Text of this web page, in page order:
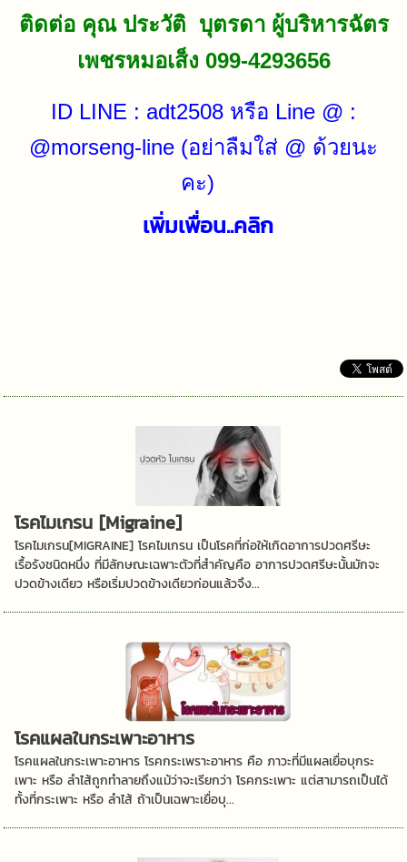
ติดต่อ คุณ ประวัติ บุตรดา ผู้บริหารฉัตร
เพชรหมอเส็ง 099-4293656
ID LINE : adt2508 หรือ Line @ :
@morseng-line (อย่าลืมใส่ @ ด้วยนะ
คะ)
เพิ่มเพื่อน..คลิก
โรคไมเกรน [Migraine]
โรคไมเกรน[MIGRAINE] โรคไมเกรน เป็นโรคที่ก่อให้เกิดอาการปวดศรีษะ
เรื้อรังชนิดหนึ่ง ที่มีลักษณะเฉพาะตัวที่สำคัญคือ อาการปวดศรีษะนั้นมักจะ
ปวดข้างเดียว หรือเริ่มปวดข้างเดียวก่อนแล้วจึง...
โรคแผลในกระเพาะอาหาร
โรคแผลในกระเพาะอาหาร โรคกระเพราะอาหาร คือ ภาวะที่มีแผลเยื่อบุกระ
เพาะ หรือ ลำไส้ถูกทำลายถึงแม้ว่าจะเรียกว่า โรคกระเพาะ แต่สามารถเป็นได้
ทั้งที่กระเพาะ หรือ ลำไส้ ถ้าเป็นเฉพาะเยื่อบุ...